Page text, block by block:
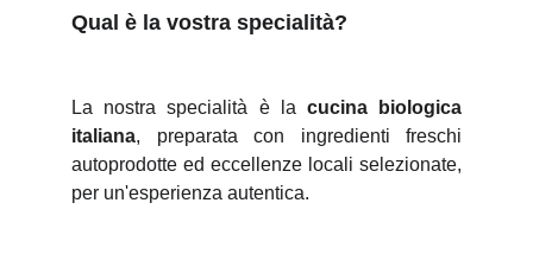
Qual è la vostra specialità?
La nostra specialità è la cucina biologica
italiana, preparata con ingredienti freschi
autoprodotte ed eccellenze locali selezionate,
per un'esperienza autentica.